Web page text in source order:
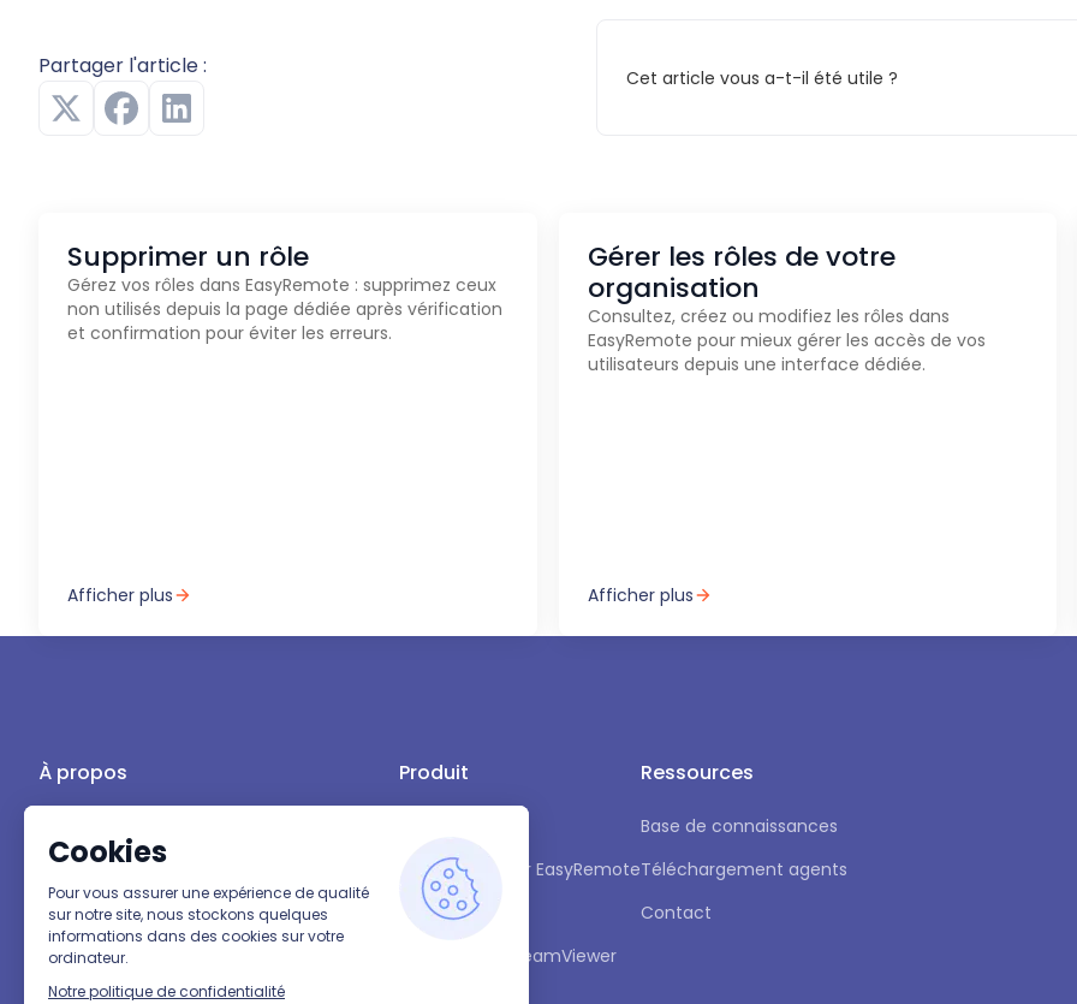
Partager l'article : Cet article vous a-t-il été utile ?
Supprimer un rôle
Gérez vos rôles dans EasyRemote : supprimez ceux
non utilisés depuis la page dédiée après vérification
et confirmation pour éviter les erreurs.
Afficher plus
Gérer les rôles de votre
organisation
Consultez, créez ou modifiez les rôles dans
EasyRemote pour mieux gérer les accès de vos
utilisateurs depuis une interface dédiée.
Afficher plus
À propos
sans installation, sans friction, et 100%
sécurisé !
Produit
Pourquoi choisir EasyRemote
Tarifs
Alternative à TeamViewer
Ressources
Base de connaissances
Téléchargement agents
Contact